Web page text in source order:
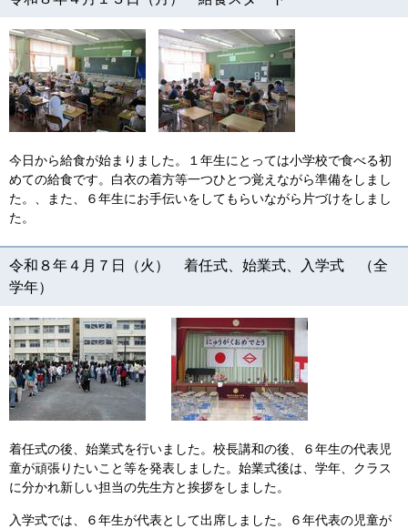
今日から給食が始まりました。１年生にとっては小学校で食べる初
めての給食です。白衣の着方等一つひとつ覚えながら準備をしまし
た。、また、６年生にお手伝いをしてもらいながら片づけをしまし
た。
令和８年４月７日（火） 着任式、始業式、入学式 （全
学年）
着任式の後、始業式を行いました。校長講和の後、６年生の代表児
童が頑張りたいこと等を発表しました。始業式後は、学年、クラス
に分かれ新しい担当の先生方と挨拶をしました。
入学式では、６年生が代表として出席しました。６年代表の児童が